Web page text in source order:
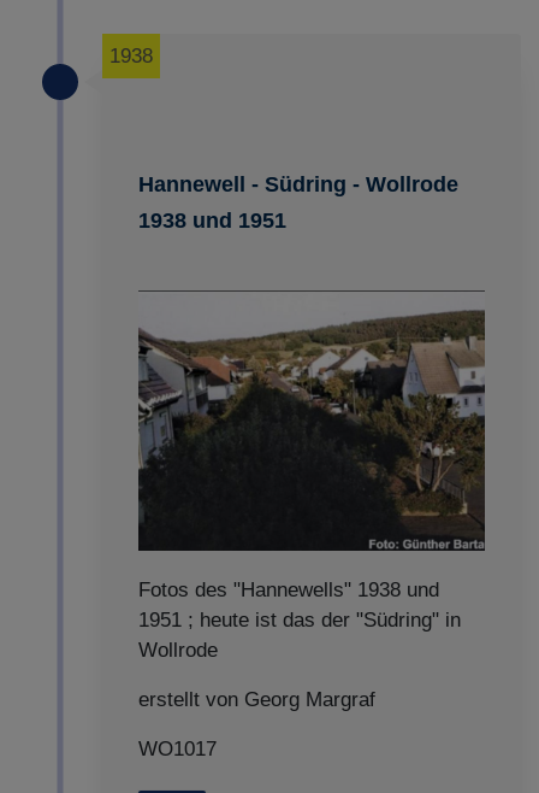
Hannewell - Südring - Wollrode
1938 und 1951
1938
Fotos des "Hannewells" 1938 und
1951 ; heute ist das der "Südring" in
Wollrode
erstellt von Georg Margraf
WO1017